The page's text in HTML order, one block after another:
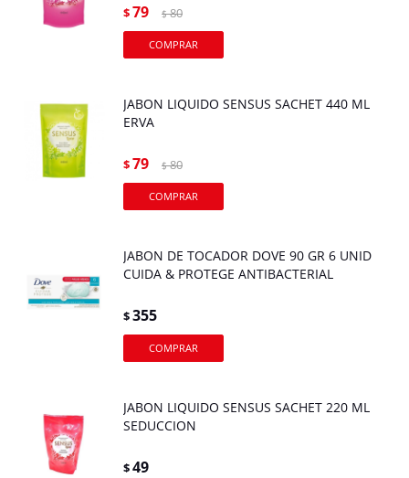
$79 $ 80
JABON LIQUIDO SENSUS SACHET 440 ML
ERVA
$79 $ 80
JABON DE TOCADOR DOVE 90 GR 6 UNID
CUIDA & PROTEGE ANTIBACTERIAL
$355
JABON LIQUIDO SENSUS SACHET 220 ML
SEDUCCION
$49